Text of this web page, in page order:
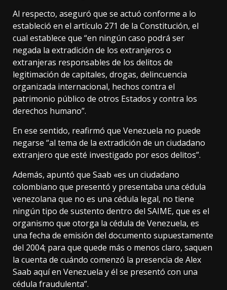
Al respecto, aseguró que se actuó conforme a lo
estableció en el artículo 271 de la Constitución, el
cual establece que “en ningún caso podrá ser
negada la extradición de los extranjeros o
extranjeras responsables de los delitos de
legitimación de capitales, drogas, delincuencia
organizada internacional, hechos contra el
patrimonio público de otros Estados y contra los
derechos humano”.
En ese sentido, reafirmó que Venezuela no puede
negarse “al tema de la extradición de un ciudadano
extranjero que esté investigado por esos delitos”.
Además, apuntó que Saab «es un ciudadano
colombiano que presentó y presentaba una cédula
venezolana que no es una cédula legal, no tiene
ningún tipo de sustento dentro del SAIME, que es el
organismo que otorga la cédula de Venezuela, es
una fecha de emisión del documento supuestamente
del 2004; para que quede más o menos claro, saquen
la cuenta de cuándo comenzó la presencia de Alex
Saab aquí en Venezuela y él se presentó con una
cédula fraudulenta”.